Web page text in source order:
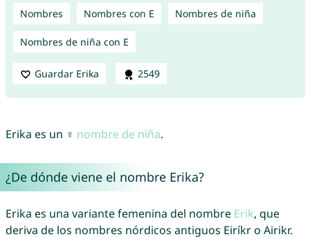
Nombres Nombres con E Nombres de niña
Nombres de niña con E
Guardar Erika 2549
Erika es un ♀ nombre de niña.
¿De dónde viene el nombre Erika?
Erika es una variante femenina del nombre Erik, que
deriva de los nombres nórdicos antiguos Eiríkr o Airikr.